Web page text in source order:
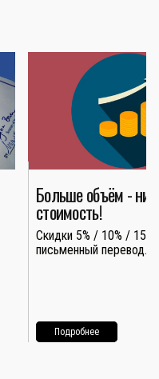
Больше объём -
стоимость!
Скидки 5% / 10% / 15%
письменный перевод.
Подробнее